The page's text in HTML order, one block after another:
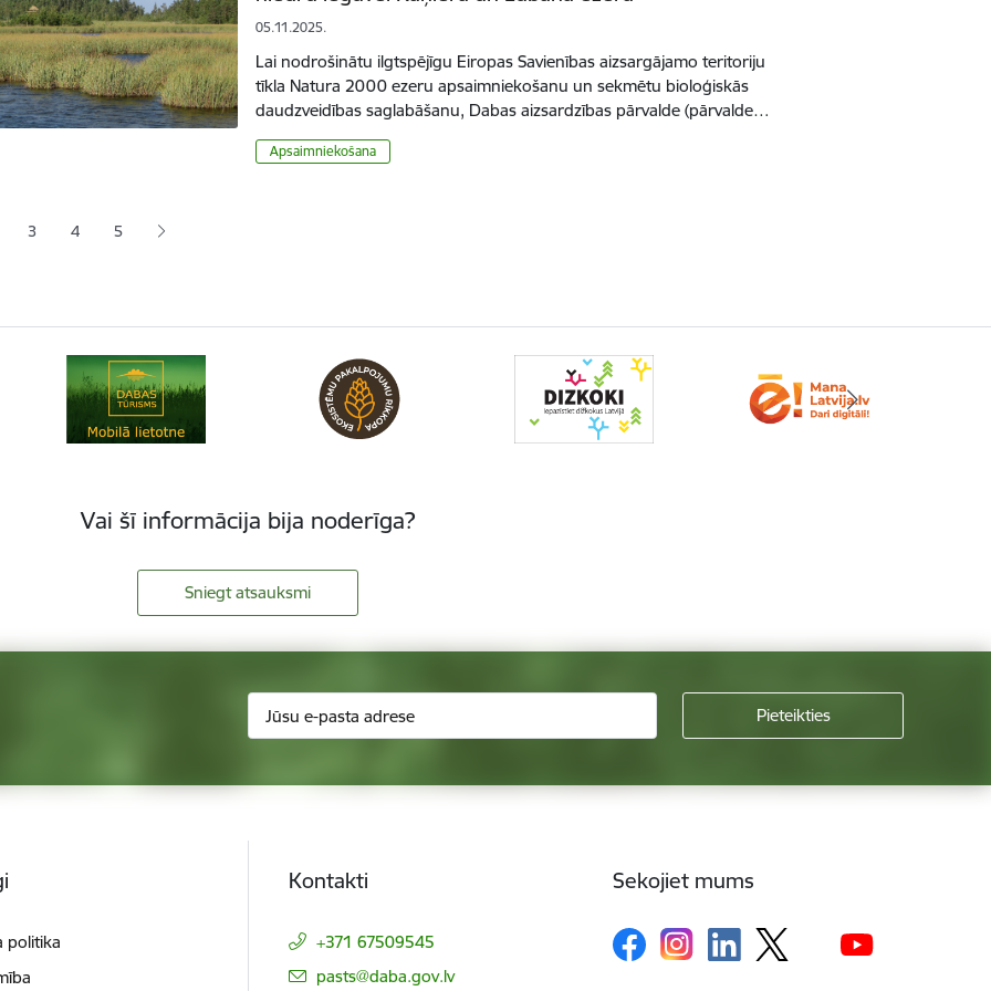
05.11.2025.
Lai nodrošinātu ilgtspējīgu Eiropas Savienības aizsargājamo teritoriju
tīkla Natura 2000 ezeru apsaimniekošanu un sekmētu bioloģiskās
daudzveidības saglabāšanu, Dabas aizsardzības pārvalde (pārvalde…
Apsaimniekošana
lapaLapa
3 Lapa
4 Lapa
5
Vai šī informācija bija noderīga?
Sniegt atsauksmi
politika
Kontakti
+371 67509545
E-pasts:
pasts@daba.gov.lv
Sekojiet mums